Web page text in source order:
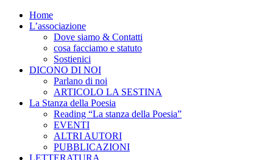
Home
L’associazione
Dove siamo & Contatti
cosa facciamo e statuto
Sostienici
DICONO DI NOI
Parlano di noi
ARTICOLO LA SESTINA
La Stanza della Poesia
Reading “La stanza della Poesia”
EVENTI
ALTRI AUTORI
PUBBLICAZIONI
LETTERATURA